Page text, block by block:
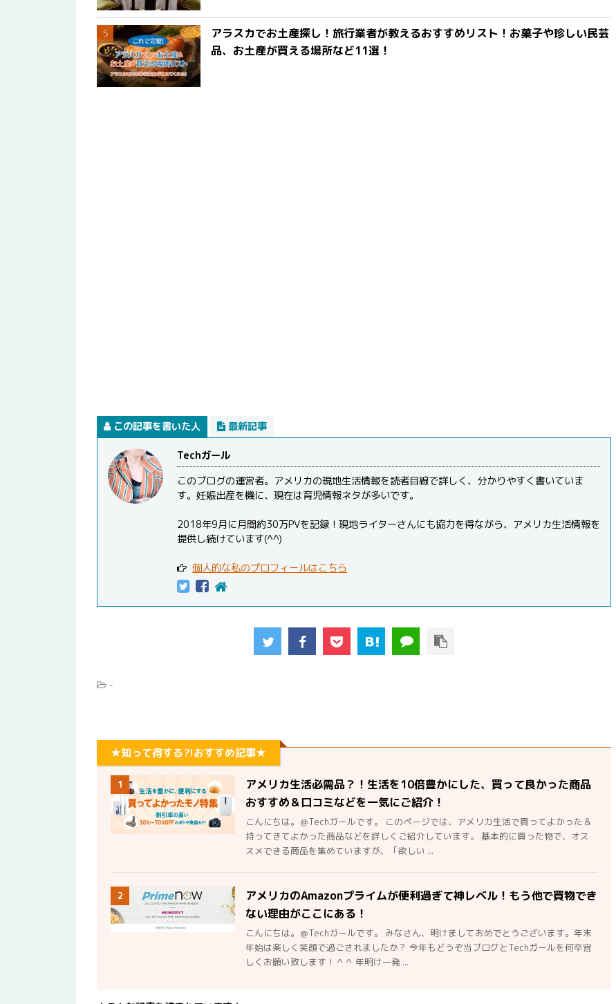
アラスカでお土産探し！旅行業者が教えるおすすめリスト！お菓子や珍しい民芸
品、お土産が買える場所など11選！
この記事を書いた人 最新記事
Techガール
このブログの運営者。アメリカの現地生活情報を読者目線で詳しく、分かりやすく書いていま
す。妊娠出産を機に、現在は育児情報ネタが多いです。
2018年9月に月間約30万PVを記録！現地ライターさんにも協力を得ながら、アメリカ生活情報を
提供し続けています(^^)
個人的な私のプロフィールはこちら
-
★知って得する?!おすすめ記事★
1
アメリカ生活必需品？！生活を10倍豊かにした、買って良かった商品
おすすめ＆口コミなどを一気にご紹介！
こんにちは。＠Techガールです。 このページでは、アメリカ生活で買ってよかった＆
持ってきてよかった商品などを詳しくご紹介しています。 基本的に買った物で、オス
スメできる商品を集めていますが、「欲しい ...
2
アメリカのAmazonプライムが便利過ぎて神レベル！もう他で買物でき
ない理由がここにある！
こんにちは。＠Techガールです。 みなさん、明けましておめでとうございます。年末
年始は楽しく笑顔で過ごされましたか？ 今年もどうぞ当ブログとTechガールを何卒宜
しくお願い致します！＾＾ 年明け一発 ...